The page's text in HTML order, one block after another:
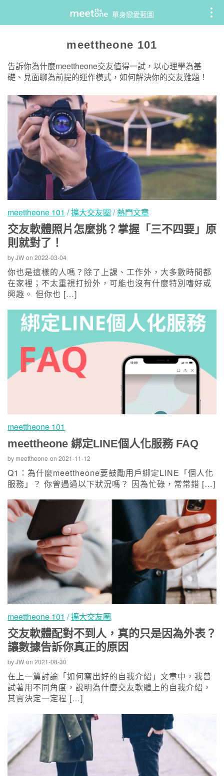
單身戀愛藍圖
meettheone 101
告訴你為什麼meettheone交友值得一試，以心理學為基
礎、見面聊為前提的運作模式，如何解決你的交友難題！
meettheone 101 /擴大交友圈 /熱門文章
交友軟體照片怎麼挑？掌握「三不四要」原
則就對了！
byJW on 2022-03-04
你也是這樣的人嗎？除了上課、工作外，大多數時間都
在家裡；不太重視打扮外，可能也沒有什麼特別嗜好或
興趣。 但你也 […]
meettheone 101
meettheone 綁定LINE個人化服務 FAQ
by meettheone on 2021-11-12
Q1：為什麼meettheone要鼓勵用戶綁定LINE「個人化
服務」？ 你曾遇過以下狀況嗎？ 因為忙碌，常常錯 […]
meettheone 101 /擴大交友圈
交友軟體配對不到人，真的只是因為外表？
讓數據告訴你真正的原因
byJW on 2021-08-30
在上一篇討論「如何寫出好的自我介紹」文章中，我曾
試著用不同角度，說明為什麼交友軟體上的自我介紹，
其實決定一定程 […]